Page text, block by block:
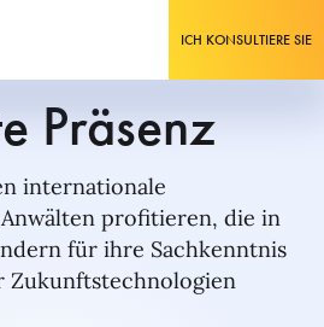
ICH KONSULTIERE SIE
Präsenz
internationale
profitieren, die in
für ihre Sachkenntnis
Zukunftstechnologien